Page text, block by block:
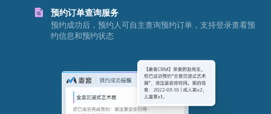
预约订单查询服务
预约成功后，预约人可自主查询预约订单，支持登录查看预
约信息和预约状态